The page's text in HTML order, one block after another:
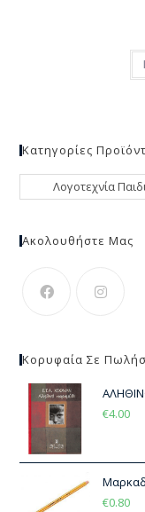
Κατηγορίες
Ακολουθήστε Μας
Κορυφαία Σε
€4.00
€0.80